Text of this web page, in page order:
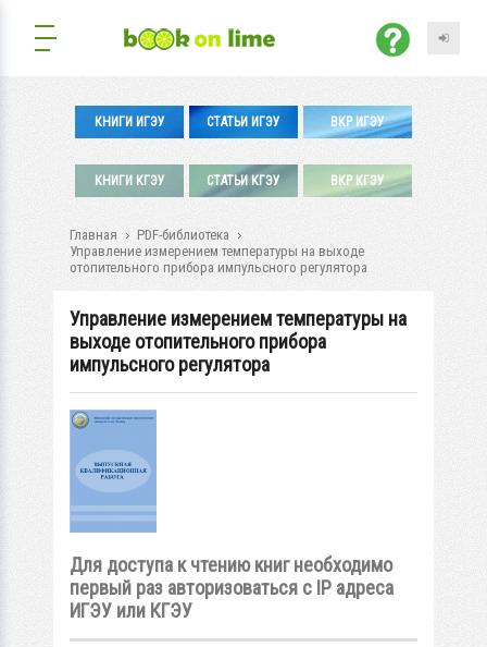
КНИГИ ИГЭУ СТАТЬИ ИГЭУ ВКР ИГЭУ
КНИГИ КГЭУ СТАТЬИ КГЭУ ВКР КГЭУ
Главная
PDF-библиотека
Управление измерением температуры на выходе
отопительного прибора импульсного регулятора
Управление измерением температуры на
выходе отопительного прибора
импульсного регулятора
Для доступа к чтению книг необходимо
первый раз авторизоваться с IP адреса
ИГЭУ или КГЭУ